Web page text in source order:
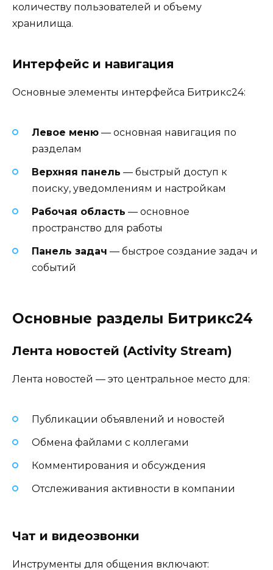
количеству пользователей и объему
хранилища.
Интерфейс и навигация
Основные элементы интерфейса Битрикс24:
Левое меню — основная навигация по
разделам
Верхняя панель — быстрый доступ к
поиску, уведомлениям и настройкам
Рабочая область — основное
пространство для работы
Панель задач — быстрое создание задач и
событий
Основные разделы Битрикс24
Лента новостей (Activity Stream)
Лента новостей — это центральное место для:
Публикации объявлений и новостей
Обмена файлами с коллегами
Комментирования и обсуждения
Отслеживания активности в компании
Чат и видеозвонки
Инструменты для общения включают: